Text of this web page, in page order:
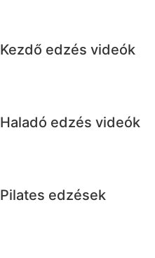
Kezdő edzés videók
Haladó edzés videók
Pilates edzések